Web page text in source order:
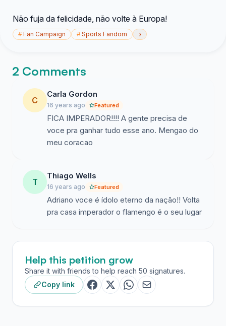
Não fuja da felicidade, não volte à Europa!
#Fan Campaign #Sports Fandom ›
2 Comments
C
Carla Gordon
16 years ago Featured
FICA IMPERADOR!!!! A gente precisa de
voce pra ganhar tudo esse ano. Mengao do
meu coracao
T
Thiago Wells
16 years ago Featured
Adriano voce é ídolo eterno da nação!! Volta
pra casa imperador o flamengo é o seu lugar
Help this petition grow
Share it with friends to help reach 50 signatures.
Copy link